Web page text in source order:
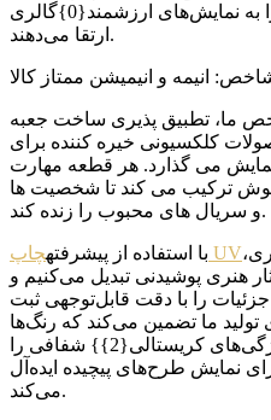
هستند و نشان‌های کلکسیونی را به نمایش‌های ارزشمند{0}گالری
ارتقا می‌دهند.
انیمه و انیمیشن ممتاز کالا
ما، تطبیق پذیری ساخت جعبه
کلکسیونی خیره کننده برای
می گذارد. هر قطعه مهارت
جوش ترکیب می کند تا شخصیت ها
و سریال های محبوب را زنده کند.
با استفاده از پیشرفته چاپ UV
هنری پوشیدنی تبدیل می‌کنیم و
را با دقت قابل‌توجهی ثبت
تولید ما تضمین می‌کند که رنگ‌ها
زنده می‌مانند و در عین حال ویژگی‌های کریستالی{2}} شفافی را
نمایش طرح‌های پیچیده ایده‌آل
می‌کند.